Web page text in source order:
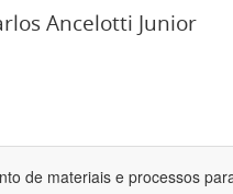
Ancelotti Junior
de materiais e processos